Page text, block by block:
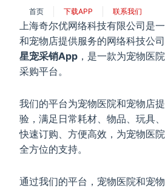
首页 下载APP 联系我们
上海奇尔优网络科技有限公司是
和宠物店提供服务的网络科技公
星宠采销App ，是一款为宠物医
采购平台。
我们的平台为宠物医院和宠物店
验，满足日常耗材、物品、玩具
快速订购、方便高效，为宠物医
全方位的支持。
通过我们的平台，宠物医院和宠